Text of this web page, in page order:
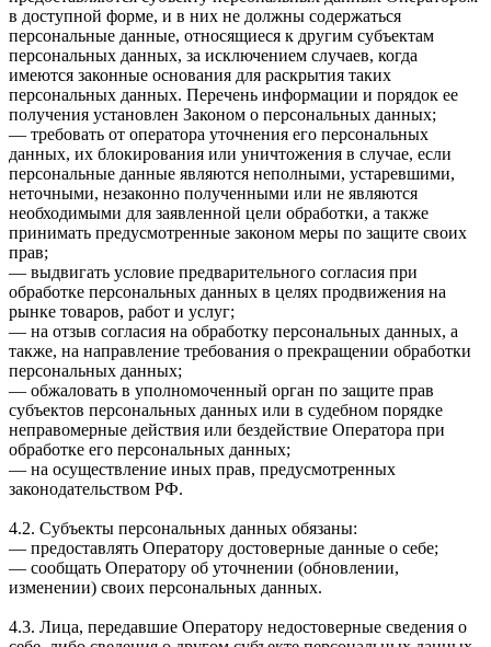
в доступной форме, и в них не должны содержаться
персональные данные, относящиеся к другим субъектам
персональных данных, за исключением случаев, когда
имеются законные основания для раскрытия таких
персональных данных. Перечень информации и порядок ее
получения установлен Законом о персональных данных;
— требовать от оператора уточнения его персональных
данных, их блокирования или уничтожения в случае, если
персональные данные являются неполными, устаревшими,
неточными, незаконно полученными или не являются
необходимыми для заявленной цели обработки, а также
принимать предусмотренные законом меры по защите своих
прав;
— выдвигать условие предварительного согласия при
обработке персональных данных в целях продвижения на
рынке товаров, работ и услуг;
— на отзыв согласия на обработку персональных данных, а
также, на направление требования о прекращении обработки
персональных данных;
— обжаловать в уполномоченный орган по защите прав
субъектов персональных данных или в судебном порядке
неправомерные действия или бездействие Оператора при
обработке его персональных данных;
— на осуществление иных прав, предусмотренных
законодательством РФ.
4.2. Субъекты персональных данных обязаны:
— предоставлять Оператору достоверные данные о себе;
— сообщать Оператору об уточнении (обновлении,
изменении) своих персональных данных.
4.3. Лица, передавшие Оператору недостоверные сведения о